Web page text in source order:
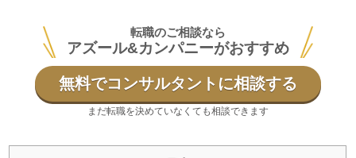
転職のご相談なら
アズール&カンパニーがおすすめ
無料でコンサルタントに相談する
まだ転職を決めていなくても相談できます